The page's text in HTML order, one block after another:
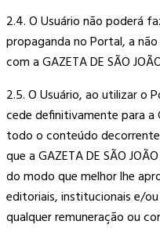
2.4. O Usuário não poderá
propaganda no Portal, a
com a GAZETA DE SÃO
2.5. O Usuário, ao utilizar o
cede definitivamente para a
todo o conteúdo
que a GAZETA DE SÃO
do modo que melhor lhe
editoriais, institucionais e/
qualquer remuneração ou